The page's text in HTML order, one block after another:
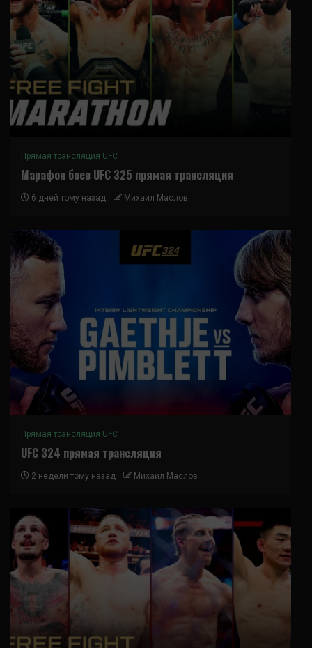
Прямая трансляция UFC
Марафон боев UFC 325 прямая трансляция
6 дней тому назад Михаил Маслов
Прямая трансляция UFC
UFC 324 прямая трансляция
2 недели тому назад Михаил Маслов